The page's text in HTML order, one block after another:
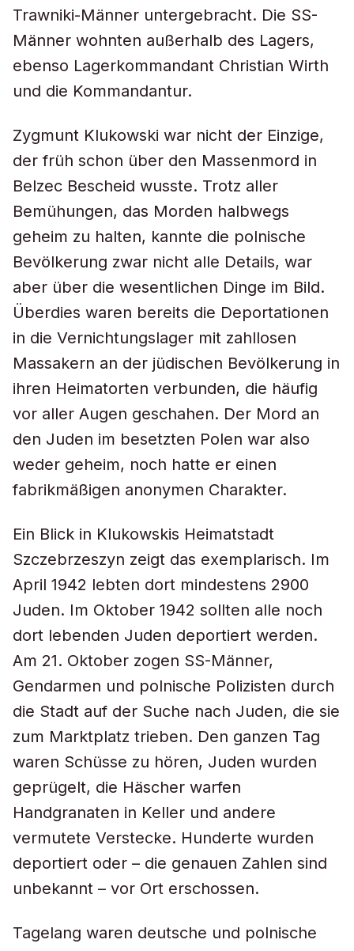
Trawniki-Männer untergebracht. Die SS-
Männer wohnten außerhalb des Lagers,
ebenso Lagerkommandant Christian Wirth
und die Kommandantur.
Zygmunt Klukowski war nicht der Einzige,
der früh schon über den Massenmord in
Belzec Bescheid wusste. Trotz aller
Bemühungen, das Morden halbwegs
geheim zu halten, kannte die polnische
Bevölkerung zwar nicht alle Details, war
aber über die wesentlichen Dinge im Bild.
Überdies waren bereits die Deportationen
in die Vernichtungslager mit zahllosen
Massakern an der jüdischen Bevölkerung in
ihren Heimatorten verbunden, die häufig
vor aller Augen geschahen. Der Mord an
den Juden im besetzten Polen war also
weder geheim, noch hatte er einen
fabrikmäßigen anonymen Charakter.
Ein Blick in Klukowskis Heimatstadt
Szczebrzeszyn zeigt das exemplarisch. Im
April 1942 lebten dort mindestens 2900
Juden. Im Oktober 1942 sollten alle noch
dort lebenden Juden deportiert werden.
Am 21. Oktober zogen SS-Männer,
Gendarmen und polnische Polizisten durch
die Stadt auf der Suche nach Juden, die sie
zum Marktplatz trieben. Den ganzen Tag
waren Schüsse zu hören, Juden wurden
geprügelt, die Häscher warfen
Handgranaten in Keller und andere
vermutete Verstecke. Hunderte wurden
deportiert oder – die genauen Zahlen sind
unbekannt – vor Ort erschossen.
Tagelang waren deutsche und polnische